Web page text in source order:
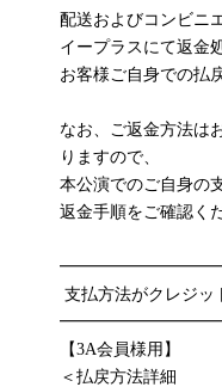
配送およびコンビニ
イープラスにて返金
お客様ご自身での払
なお、ご返金方法は
りますので、
本公演でのご自身の
返金手順をご確認く
支払方法がクレジッ
【3A会員様用】
＜払戻方法詳細